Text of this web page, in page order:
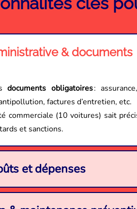
& documents
documents obligatoires:
factures d’entretien, etc.
commerciale (10 voitures) sait
et sanctions.
et dépenses